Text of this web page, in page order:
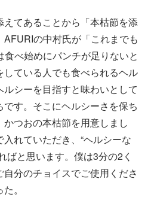
えてあることから「本枯節を添
の中村氏が「これまでも
べ始めにパンチが足りないと
ている人でも食べられるヘル
シーを目指すと味わいとして
す。そこにヘルシーさを保ち
つおの本枯節を用意しまし
れていただき、“ヘルシーな
ばと思います。僕は3分の2く
分のチョイスでご使用くださ
。